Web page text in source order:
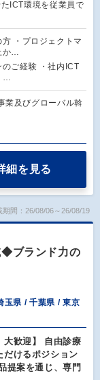
ICT環境を従業員で
・プロジェクトマ
か…
のご経験 ・社内ICT
…
業及びグローバル斡
細を見る
期間：26/08/06～26/08/19
◆ブランド力の
玉県 / 千葉県 / 東京
大歓迎】 自由診療
だけるポジション
提案を通じ、専門